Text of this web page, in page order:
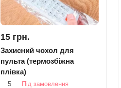
15 грн.
Захисний чохол для
пульта (термозбіжна
плівка)
5 Під замовлення